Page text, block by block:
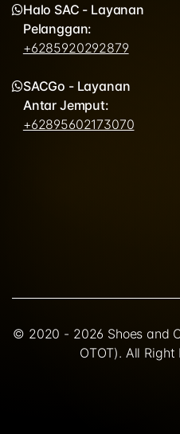
Halo SAC - Layanan
Pelanggan:
+6285920292879
SACGo - Layanan
Antar Jemput:
+62895602173070
© 2020 - 2026 Shoes and
OTOT). All Right